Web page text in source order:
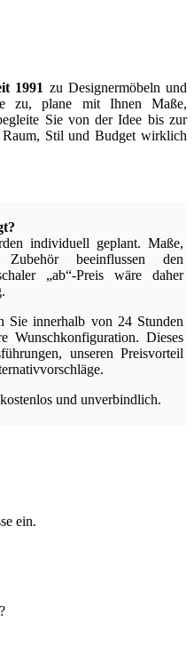
1991 zu Designermöbeln und
zu, plane mit Ihnen Maße,
Sie von der Idee bis zur
Stil und Budget wirklich
individuell geplant. Maße,
beeinflussen den
„ab“-Preis wäre daher
Sie innerhalb von 24 Stunden
Wunschkonfiguration. Dieses
unseren Preisvorteil
und unverbindlich.
ein.